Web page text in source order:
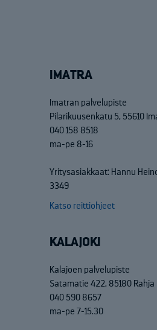
IMATRA
Imatran palvelupiste
Pilarikuusenkatu 5, 55610
040 158 8518
ma-pe 8-16
Yritysasiakkaat: Hannu
3349
Katso reittiohjeet
KALAJOKI
Kalajoen palvelupiste
Satamatie 422, 85180 Rahja
040 590 8657
ma-pe 7-15.30